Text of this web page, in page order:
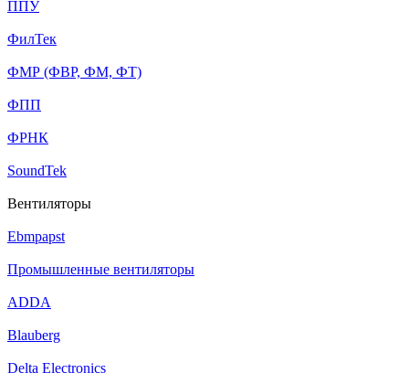
ППУ
ФилТек
ФМР (ФВР, ФМ, ФТ)
ФПП
ФРНК
SoundTek
Вентиляторы
Ebmpapst
Промышленные вентиляторы
ADDA
Blauberg
Delta Electronics